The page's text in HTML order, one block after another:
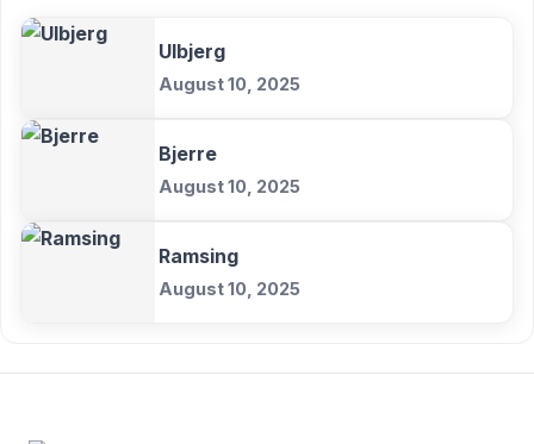
Ulbjerg
August 10, 2025
Bjerre
August 10, 2025
Ramsing
August 10, 2025